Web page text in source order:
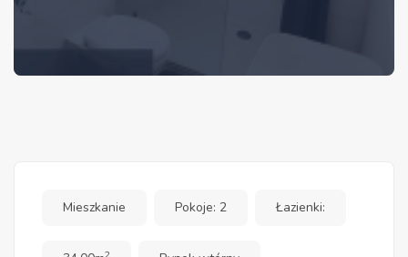
Mieszkanie Pokoje: 2 Łazienki: